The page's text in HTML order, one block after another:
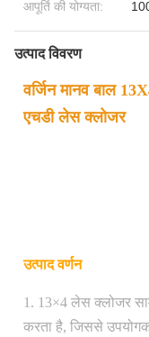
आपूर्ति की योग्यता:
उत्पाद विवरण
वर्जिन मानव बाल
एचडी लेस क्लोजर
उत्पाद वर्णन
1. 13×4 लेस क्लोजर
करता है, जिससे